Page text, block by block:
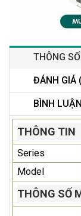
THÔNG
ĐÁNH GIÁ
BÌNH
THÔNG TIN
Series
Model
THÔNG SỐ